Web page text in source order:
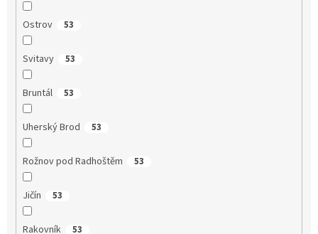
Ostrov 53
Svitavy 53
Bruntál 53
Uherský Brod 53
Rožnov pod Radhoštěm 53
Jičín 53
Rakovník 53